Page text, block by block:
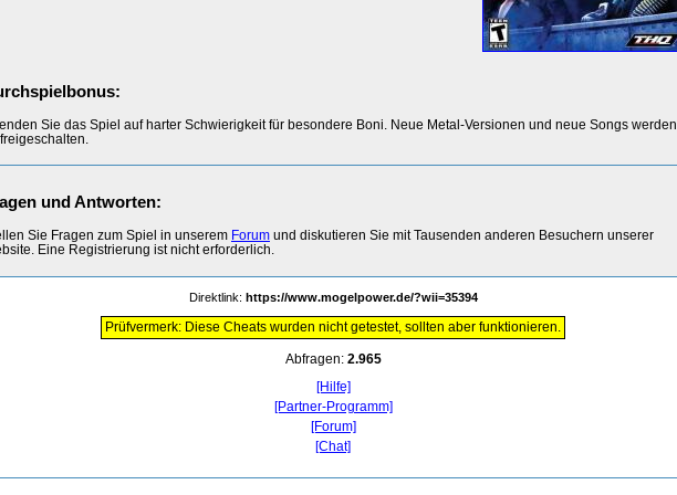
Sie das Spiel auf harter Schwierigkeit für besondere Boni. Neue Metal-Versionen und neue Songs werden
und Antworten:
Sie Fragen zum Spiel in unserem Forum und diskutieren Sie mit Tausenden anderen Besuchern unserer
Eine Registrierung ist nicht erforderlich.
Direktlink: https://www.mogelpower.de/?wii=35394
Prüfvermerk: Diese Cheats wurden nicht getestet, sollten aber funktionieren.
Abfragen: 2.965
[Hilfe]
[Partner-Programm]
[Forum]
[Chat]